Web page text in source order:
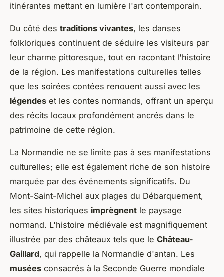
itinérantes mettant en lumière l'art contemporain.
Du côté des traditions vivantes, les danses
folkloriques continuent de séduire les visiteurs par
leur charme pittoresque, tout en racontant l'histoire
de la région. Les manifestations culturelles telles
que les soirées contées renouent aussi avec les
légendes et les contes normands, offrant un aperçu
des récits locaux profondément ancrés dans le
patrimoine de cette région.
La Normandie ne se limite pas à ses manifestations
culturelles; elle est également riche de son histoire
marquée par des événements significatifs. Du
Mont-Saint-Michel aux plages du Débarquement,
les sites historiques imprègnent le paysage
normand. L'histoire médiévale est magnifiquement
illustrée par des châteaux tels que le Château-
Gaillard, qui rappelle la Normandie d'antan. Les
musées consacrés à la Seconde Guerre mondiale